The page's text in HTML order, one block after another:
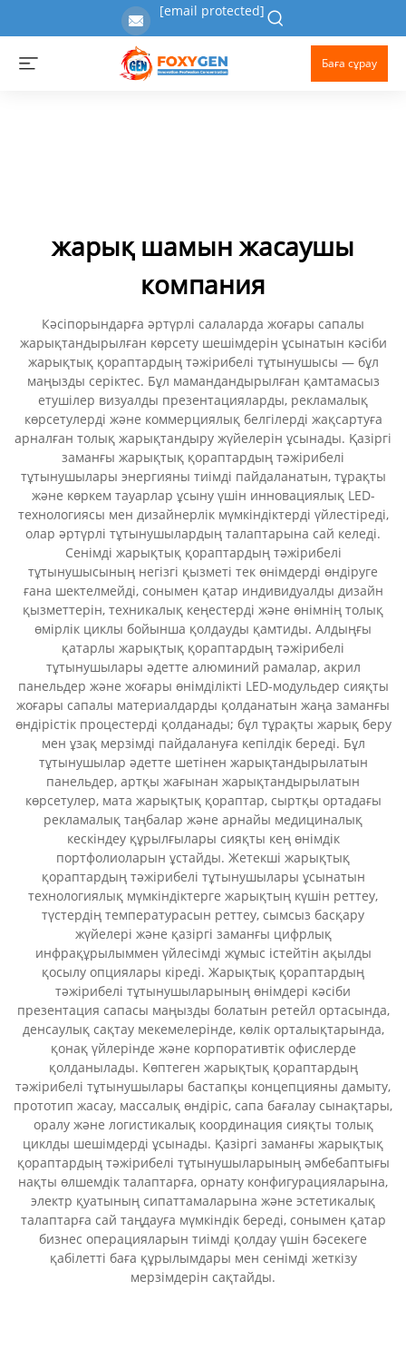
[email protected]
Баға сұрау
жарық шамын жасаушы
компания
Кәсіпорындарға әртүрлі салаларда жоғары сапалы
жарықтандырылған көрсету шешімдерін ұсынатын кәсіби
жарықтық қораптардың тәжірибелі тұтынушысы — бұл
маңызды серіктес. Бұл мамандандырылған қамтамасыз
етушілер визуалды презентацияларды, рекламалық
көрсетулерді және коммерциялық белгілерді жақсартуға
арналған толық жарықтандыру жүйелерін ұсынады. Қазіргі
заманғы жарықтық қораптардың тәжірибелі
тұтынушылары энергияны тиімді пайдаланатын, тұрақты
және көркем тауарлар ұсыну үшін инновациялық LED-
технологиясы мен дизайнерлік мүмкіндіктерді үйлестіреді,
олар әртүрлі тұтынушылардың талаптарына сай келеді.
Сенімді жарықтық қораптардың тәжірибелі
тұтынушысының негізгі қызметі тек өнімдерді өндіруге
ғана шектелмейді, сонымен қатар индивидуалды дизайн
қызметтерін, техникалық кеңестерді және өнімнің толық
өмірлік циклы бойынша қолдауды қамтиды. Алдыңғы
қатарлы жарықтық қораптардың тәжірибелі
тұтынушылары әдетте алюминий рамалар, акрил
панельдер және жоғары өнімділікті LED-модульдер сияқты
жоғары сапалы материалдарды қолданатын жаңа заманғы
өндірістік процестерді қолданады; бұл тұрақты жарық беру
мен ұзақ мерзімді пайдалануға кепілдік береді. Бұл
тұтынушылар әдетте шетінен жарықтандырылатын
панельдер, артқы жағынан жарықтандырылатын
көрсетулер, мата жарықтық қораптар, сыртқы ортадағы
рекламалық таңбалар және арнайы медициналық
кескіндеу құрылғылары сияқты кең өнімдік
портфолиоларын ұстайды. Жетекші жарықтық
қораптардың тәжірибелі тұтынушылары ұсынатын
технологиялық мүмкіндіктерге жарықтың күшін реттеу,
түстердің температурасын реттеу, сымсыз басқару
жүйелері және қазіргі заманғы цифрлық
инфрақұрылыммен үйлесімді жұмыс істейтін ақылды
қосылу опциялары кіреді. Жарықтық қораптардың
тәжірибелі тұтынушыларының өнімдері кәсіби
презентация сапасы маңызды болатын ретейл ортасында,
денсаулық сақтау мекемелерінде, көлік орталықтарында,
қонақ үйлерінде және корпоративтік офислерде
қолданылады. Көптеген жарықтық қораптардың
тәжірибелі тұтынушылары бастапқы концепцияны дамыту,
прототип жасау, массалық өндіріс, сапа бағалау сынақтары,
оралу және логистикалық координация сияқты толық
циклды шешімдерді ұсынады. Қазіргі заманғы жарықтық
қораптардың тәжірибелі тұтынушыларының әмбебаптығы
нақты өлшемдік талаптарға, орнату конфигурацияларына,
электр қуатының сипаттамаларына және эстетикалық
талаптарға сай таңдауға мүмкіндік береді, сонымен қатар
бизнес операцияларын тиімді қолдау үшін бәсекеге
қабілетті баға құрылымдары мен сенімді жеткізу
мерзімдерін сақтайды.